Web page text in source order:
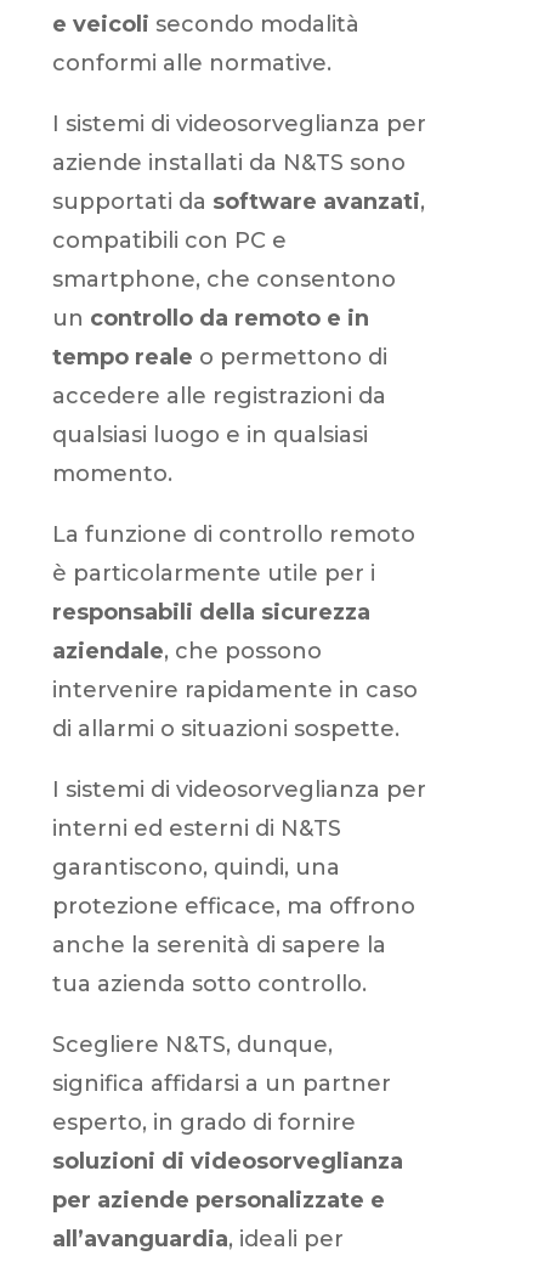
e veicoli secondo modalità
conformi alle normative.
I sistemi di videosorveglianza per
aziende installati da N&TS sono
supportati da software avanzati,
compatibili con PC e
smartphone, che consentono
un controllo da remoto e in
tempo reale o permettono di
accedere alle registrazioni da
qualsiasi luogo e in qualsiasi
momento.
La funzione di controllo remoto
è particolarmente utile per i
responsabili della sicurezza
aziendale, che possono
intervenire rapidamente in caso
di allarmi o situazioni sospette.
I sistemi di videosorveglianza per
interni ed esterni di N&TS
garantiscono, quindi, una
protezione efficace, ma offrono
anche la serenità di sapere la
tua azienda sotto controllo.
Scegliere N&TS, dunque,
significa affidarsi a un partner
esperto, in grado di fornire
soluzioni di videosorveglianza
per aziende personalizzate e
all’avanguardia, ideali per